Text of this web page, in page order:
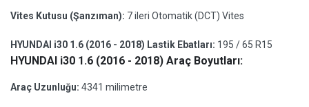
Vites Kutusu (Şanzıman): 7 ileri Otomatik (DCT) Vites
HYUNDAI i30 1.6 (2016 - 2018) Lastik Ebatları: 195 / 65 R15
HYUNDAI i30 1.6 (2016 - 2018) Araç Boyutları:
Araç Uzunluğu: 4341 milimetre